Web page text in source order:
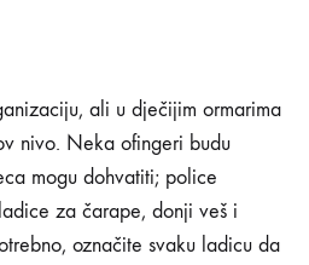
ali u dječijim ormarima
nivo. Neka ofingeri budu
mogu dohvatiti; police
za čarape, donji veš i
označite svaku ladicu da